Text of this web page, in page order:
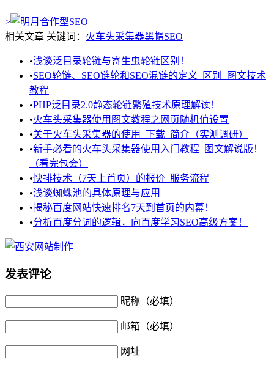
>
相关文章 关键词： 火车头采集器黑帽SEO
•浅谈泛目录轮链与寄生虫轮链区别！
•SEO轮链、SEO链轮和SEO混链的定义_区别_图文技术
教程
•PHP泛目录2.0静态轮链繁殖技术原理解读！
•火车头采集器使用图文教程之网页随机值设置
•关于火车头采集器的使用_下载_简介（实测调研）
•新手必看的火车头采集器使用入门教程_图文解说版！
（看完包会）
•快排技术（7天上首页）的报价_服务流程
•浅谈蜘蛛池的具体原理与应用
•揭秘百度网站快速排名7天到首页的内幕！
•分析百度分词的逻辑，向百度学习SEO高级方案！
发表评论
昵称（必填）
邮箱（必填）
网址